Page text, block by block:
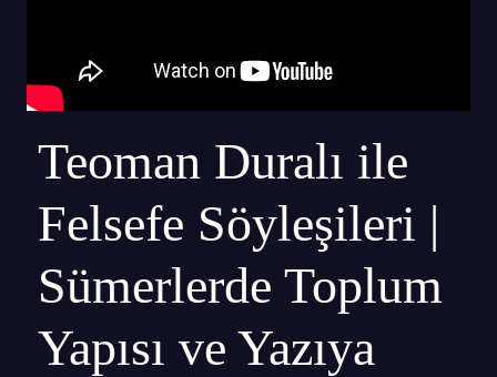
Teoman Duralı ile
Felsefe Söyleşileri |
Sümerlerde Toplum
Yapısı ve Yazıya